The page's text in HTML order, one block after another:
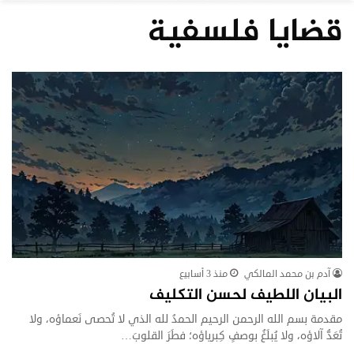
قضايا فلسفية
آدم بن محمد المالكي منذ 3 أسابيع
البيان اللطيف لحسن التكليف
مقدمة بسم الله الرحمن الرحيم الحمدُ لله الذي لا تُحصى نَعماؤه، ولا
تُعَدُّ آلاؤه، ولا يُبلَغُ بوصفٍ كِبرياؤه؛ فطَرَ القلوبَ…